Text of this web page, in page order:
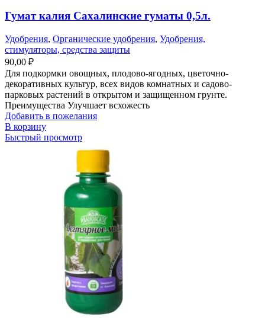
Гумат калия Сахалинские гуматы 0,5л.
Удобрения, Органические удобрения, Удобрения,
стимуляторы, средства защиты
90,00 ₽
Для подкормки овощных, плодово-ягодных, цветочно-
декоративных культур, всех видов комнатных и садово-
парковых растений в открытом и защищенном грунте.
Преимущества Улучшает всхожесть
Добавить в пожелания
В корзину
Быстрый просмотр